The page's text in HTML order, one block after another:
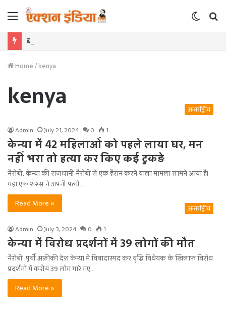
Menu
Switch
skin
Home/kenya
kenya अन्तर्राष्ट्रीय
Admin July 21, 2024 0 1
केन्या में 42 महिलाओं को पहले लाया घर, मन
नहीं भरा तो हत्या कर किए कई टुकड़े
नैरोबी. केन्या की राजधानी नैरोबी से एक हैरान करने वाला मामला सामने आया है।
यहां एक शख्स ने अपनी पत्नी…
Read More »
अन्तर्राष्ट्रीय
Admin July 3, 2024 0 1
केन्या में विरोध प्रदर्शनों में 39 लोगों की मौत
नैरोबी पूर्वी अफ्रीकी देश केन्या में विवादास्पद कर वृद्धि विधेयक के खिलाफ विरोध
प्रदर्शनों में करीब 39 लोग मारे गए…
Read More »